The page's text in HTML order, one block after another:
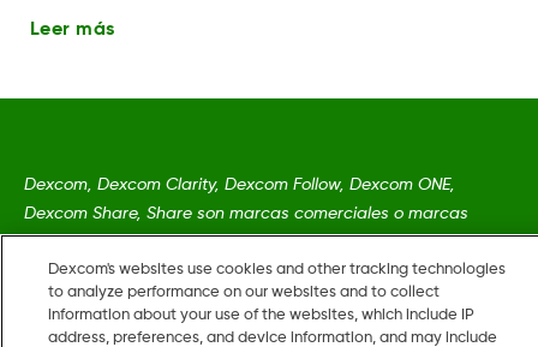
Leer más
Dexcom, Dexcom Clarity, Dexcom Follow, Dexcom ONE,
Dexcom Share, Share son marcas comerciales o marcas
Cookies
Dexcom's websites use cookies and other tracking technologies
to analyze performance on our websites and to collect
information about your use of the websites, which include IP
address, preferences, and device information, and may include